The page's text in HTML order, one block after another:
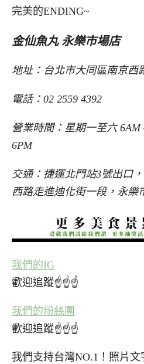
完美的ENDING~
金仙魚丸 永樂市場店
地址：台北市大同區南京西
電話：02 2559 4392
營業時間：星期一至六
6PM
交通：捷運北門站3號出口
西路走進迪化街一段，永樂
我們的IG
歡迎追蹤☝☝☝
我們的粉絲團
歡迎追蹤☝☝☝
我們支持台灣NO.1！照片